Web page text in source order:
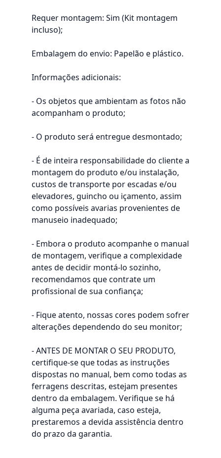
Requer montagem: Sim (Kit montagem
incluso);
Embalagem do envio: Papelão e plástico.
Informações adicionais:
- Os objetos que ambientam as fotos não
acompanham o produto;
- O produto será entregue desmontado;
- É de inteira responsabilidade do cliente a
montagem do produto e/ou instalação,
custos de transporte por escadas e/ou
elevadores, guincho ou içamento, assim
como possíveis avarias provenientes de
manuseio inadequado;
- Embora o produto acompanhe o manual
de montagem, verifique a complexidade
antes de decidir montá-lo sozinho,
recomendamos que contrate um
profissional de sua confiança;
- Fique atento, nossas cores podem sofrer
alterações dependendo do seu monitor;
- ANTES DE MONTAR O SEU PRODUTO,
certifique-se que todas as instruções
dispostas no manual, bem como todas as
ferragens descritas, estejam presentes
dentro da embalagem. Verifique se há
alguma peça avariada, caso esteja,
prestaremos a devida assistência dentro
do prazo da garantia.